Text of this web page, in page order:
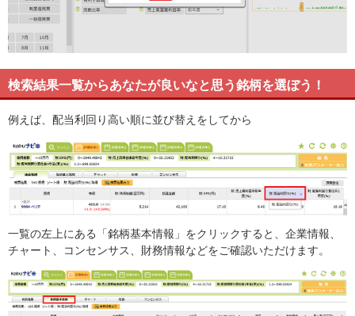
検索結果一覧からあなたが良いなと思う銘柄を選ぼう！
例えば、配当利回り高い順に並び替えをしてから
一覧の左上にある「銘柄基本情報」をクリックすると、企業情報、
チャート、コンセンサス、財務情報などをご確認いただけます。